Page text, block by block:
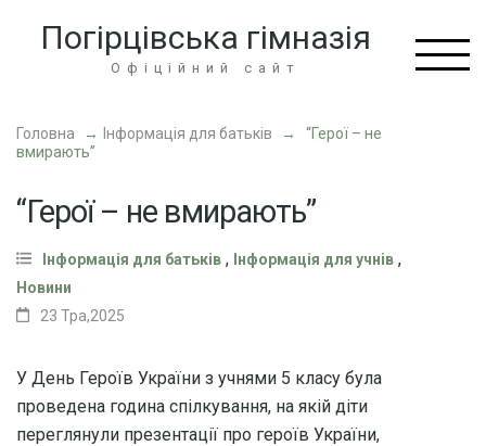
Enter)
Погірцівська гімназія
Офіційний сайт
Головна → Інформація для батьків →
“Герої – не
вмирають”
“Герої – не вмирають”
Інформація для батьків , Інформація для учнів ,
Новини
23 Тра,2025
У День Героїв України з учнями 5 класу була
проведена година спілкування, на якій діти
переглянули презентації про героїв України,